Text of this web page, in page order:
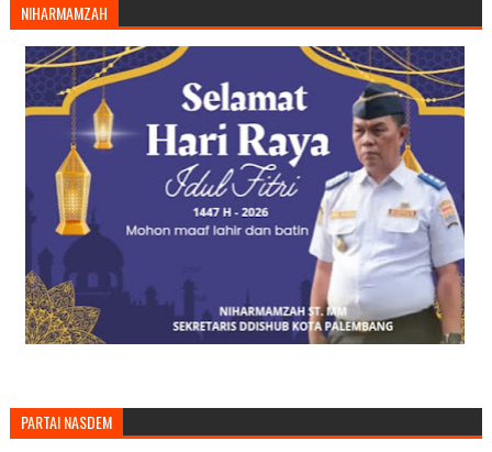
NIHARMAMZAH
PARTAI NASDEM